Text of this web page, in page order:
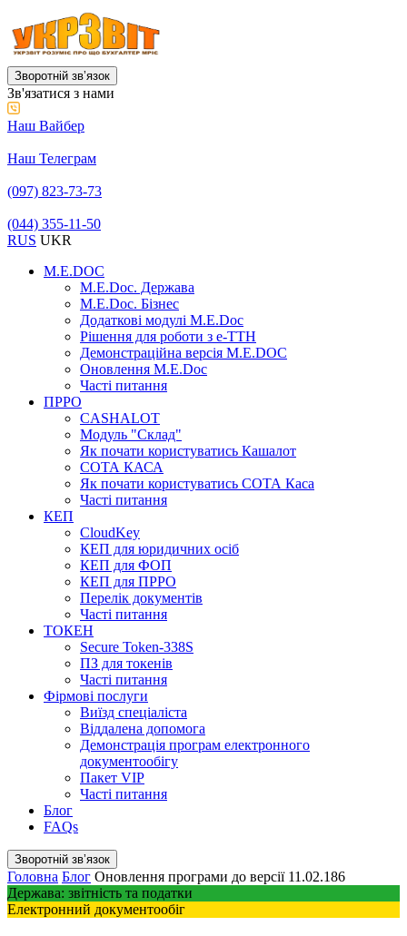
Зворотній звʼязок
Зв'язатися з нами
Наш Вайбер
Наш Телеграм
(097) 823-73-73
(044) 355-11-50
RUS UKR
M.E.DOC
M.E.Doc. Держава
M.E.Doc. Бізнес
Додаткові модулі M.E.Doc
Рішення для роботи з е-ТТН
Демонстраційна версія M.E.DOC
Оновлення M.E.Doc
Часті питання
ПРРО
CASHALOT
Модуль "Склад"
Як почати користуватись Кашалот
СОТА КАСА
Як почати користуватись СОТА Каса
Часті питання
КЕП
CloudKey
КЕП для юридичних осіб
КЕП для ФОП
КЕП для ПРРО
Перелік документів
Часті питання
ТОКЕН
Secure Token-338S
ПЗ для токенів
Часті питання
Фірмові послуги
Виїзд спеціаліста
Віддалена допомога
Демонстрація програм електронного
документообігу
Пакет VIP
Часті питання
Блог
FAQs
Зворотній звʼязок
Головна Блог Оновлення програми до версії 11.02.186
Держава: звітність та податки
Електронний документообіг